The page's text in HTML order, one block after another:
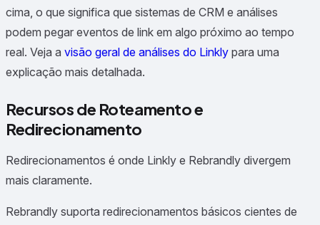
cima, o que significa que sistemas de CRM e análises
podem pegar eventos de link em algo próximo ao tempo
real. Veja a visão geral de análises do Linkly para uma
explicação mais detalhada.
Recursos de Roteamento e
Redirecionamento
Redirecionamentos é onde Linkly e Rebrandly divergem
mais claramente.
Rebrandly suporta redirecionamentos básicos cientes de